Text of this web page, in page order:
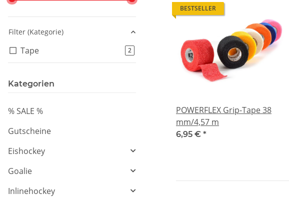
BESTSELLER
POWERFLEX Grip-Tape 38
mm/4,57 m
6,95 € *
Filter (Kategorie)
Tape 2
Kategorien
% SALE %
Gutscheine
Eishockey
Goalie
Inlinehockey